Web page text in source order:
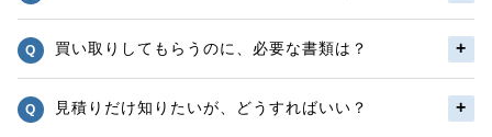
買い取りしてもらうのに、必要な書類は？
見積りだけ知りたいが、どうすればいい？